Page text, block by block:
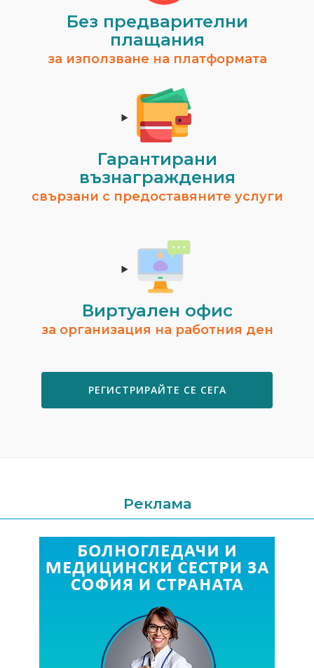
Без предварителни
плащания
за използване на платформата
Гарантирани
възнаграждения
свързани с предоставяните услуги
Виртуален офис
за организация на работния ден
РЕГИСТРИРАЙТЕ СЕ СЕГА
Реклама